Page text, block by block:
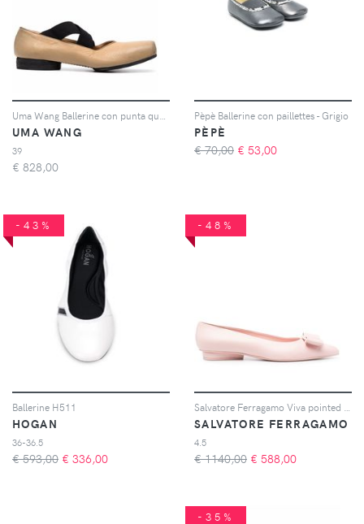
UMA WANG
39
€ 828,00
Pèpè Ballerine con paillettes - Grigio
PÈPÈ
€ 70,00 € 53,00
-43%
Ballerine H511
HOGAN
36-36.5
€ 593,00 € 336,00
-48%
SALVATORE FERRAGAMO
4.5
€ 1140,00 € 588,00
-35%